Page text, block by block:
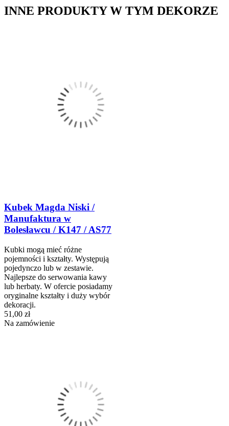
INNE PRODUKTY W TYM DEKORZE
Kubek Magda Niski /
Manufaktura w
Bolesławcu / K147 / AS77
Kubki mogą mieć różne
pojemności i kształty. Występują
pojedynczo lub w zestawie.
Najlepsze do serwowania kawy
lub herbaty. W ofercie posiadamy
oryginalne kształty i duży wybór
dekoracji.
51,00 zł
Na zamówienie